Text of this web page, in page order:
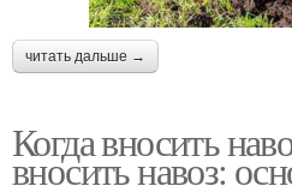
читать дальше →
Когда вносить
вносить навоз: